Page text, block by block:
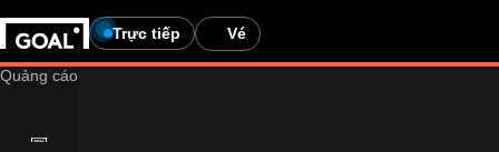
Trực tiếp Vé